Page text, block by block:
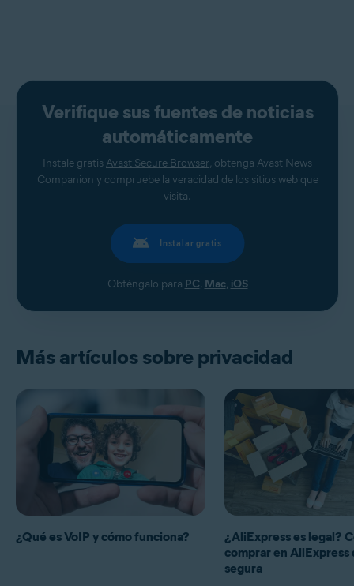
Verifique sus fuentes de noticias
automáticamente
Instale gratis Avast Secure Browser, obtenga Avast News
Companion y compruebe la veracidad de los sitios web que
visita.
Instalar gratis
Obténgalo para PC, Mac, iOS
Más artículos sobre privacidad
¿Qué es VoIP y cómo funciona?
¿AliExpress es legal?
comprar en AliExpress
segura